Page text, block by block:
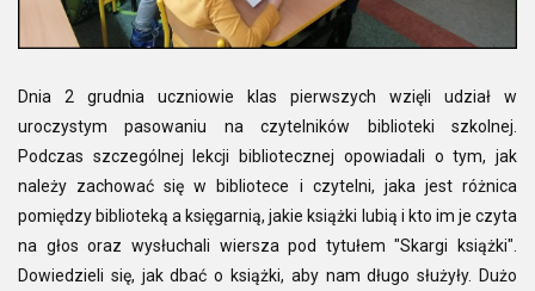
Dnia 2 grudnia uczniowie klas pierwszych wzięli udział w
uroczystym pasowaniu na czytelników biblioteki szkolnej.
Podczas szczególnej lekcji bibliotecznej opowiadali o tym, jak
należy zachować się w bibliotece i czytelni, jaka jest różnica
pomiędzy biblioteką a księgarnią, jakie książki lubią i kto im je czyta
na głos oraz wysłuchali wiersza pod tytułem "Skargi książki".
Dowiedzieli się, jak dbać o książki, aby nam długo służyły. Dużo